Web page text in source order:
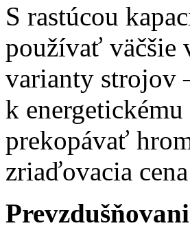
S rastúcou
používať väčšie
varianty strojov
k
prekopávať
zriaďovacia